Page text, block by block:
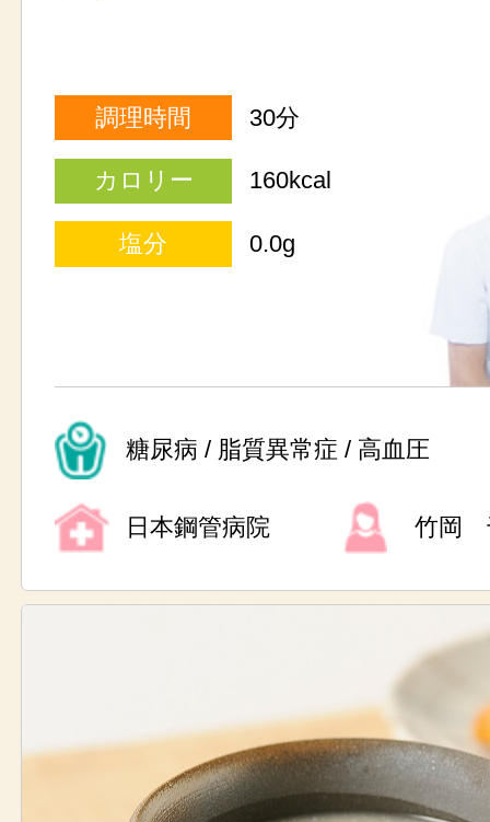
調理時間 30分
カロリー 160kcal
塩分 0.0g
糖尿病 / 脂質異常症 / 高血圧
日本鋼管病院 竹岡